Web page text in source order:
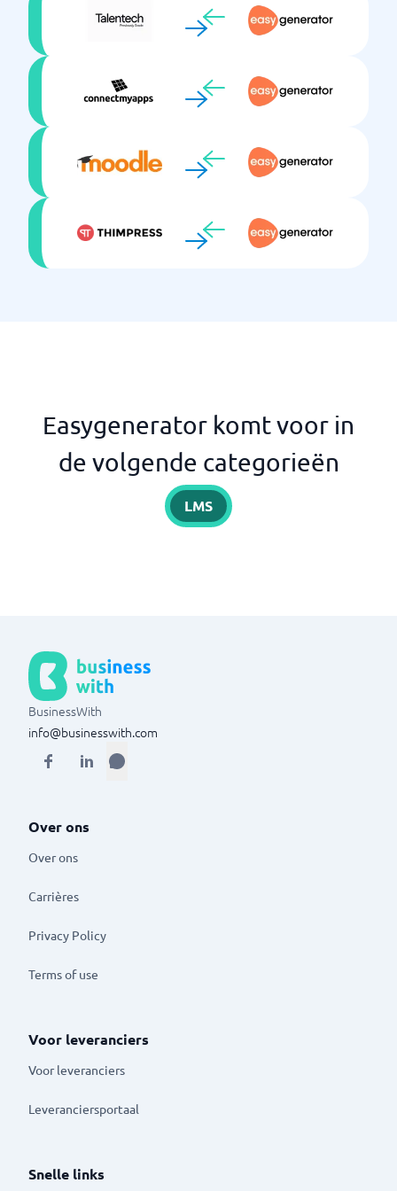
Testen en beoordelen
Uiterlijk aanpassen
Virtuele klaslokalen
Easygenerator komt voor in
de volgende categorieën
LMS
BusinessWith
info@businesswith.com
Over ons
Over ons
Carrières
Privacy Policy
Terms of use
Voor leveranciers
Voor leveranciers
Leveranciersportaal
Snelle links